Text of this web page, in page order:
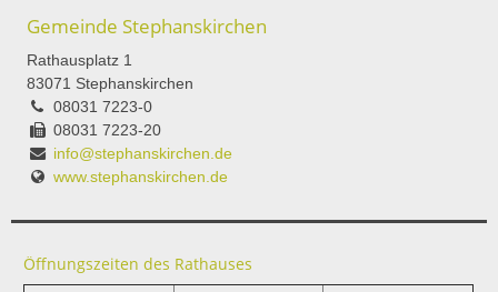
Gemeinde Stephanskirchen
Rathausplatz 1
83071 Stephanskirchen
08031 7223-0
08031 7223-20
info@stephanskirchen.de
www.stephanskirchen.de
Öffnungszeiten des Rathauses